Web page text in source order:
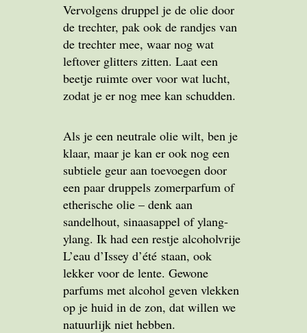
Vervolgens druppel je de olie door
de trechter, pak ook de randjes van
de trechter mee, waar nog wat
leftover glitters zitten. Laat een
beetje ruimte over voor wat lucht,
zodat je er nog mee kan schudden.
Als je een neutrale olie wilt, ben je
klaar, maar je kan er ook nog een
subtiele geur aan toevoegen door
een paar druppels zomerparfum of
etherische olie – denk aan
sandelhout, sinaasappel of ylang-
ylang. Ik had een restje alcoholvrije
L’eau d’Issey d’été staan, ook
lekker voor de lente. Gewone
parfums met alcohol geven vlekken
op je huid in de zon, dat willen we
natuurlijk niet hebben.